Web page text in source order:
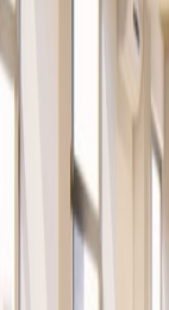
Oficinas desde
Espacio de